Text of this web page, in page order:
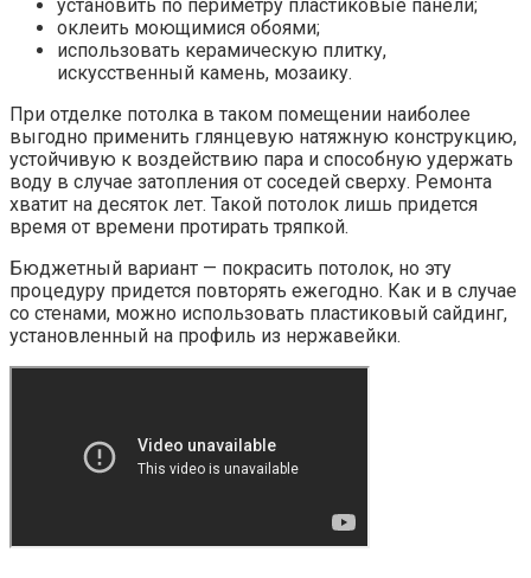
установить по периметру пластиковые панели;
оклеить моющимися обоями;
использовать керамическую плитку,
искусственный камень, мозаику.
При отделке потолка в таком помещении наиболее
выгодно применить глянцевую натяжную конструкцию,
устойчивую к воздействию пара и способную удержать
воду в случае затопления от соседей сверху. Ремонта
хватит на десяток лет. Такой потолок лишь придется
время от времени протирать тряпкой.
Бюджетный вариант — покрасить потолок, но эту
процедуру придется повторять ежегодно. Как и в случае
со стенами, можно использовать пластиковый сайдинг,
установленный на профиль из нержавейки.